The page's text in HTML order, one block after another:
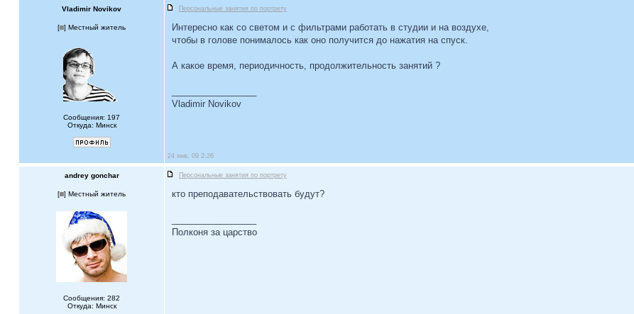
Vladimir Novikov Персональные занятия по портрету
[ ] Местный житель
Сообщения: 197
Откуда: Минск
Интересно как со светом и с фильтрами работать в студии и на воздухе,
чтобы в голове понималось как оно получится до нажатия на спуск.
А какое время, периодичность, продолжительность занятий ?
Vladimir Novikov
24 янв, 09 2:26
andrey gonchar Персональные занятия по портрету
[ ] Местный житель
Сообщения: 282
Откуда: Минск
кто преподавательствовать будут?
Полконя за царство